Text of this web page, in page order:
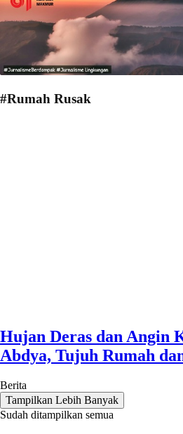
#Rumah Rusak
Hujan Deras dan Angin
Abdya, Tujuh Rumah
Berita
Tampilkan Lebih Banyak
Sudah ditampilkan semua